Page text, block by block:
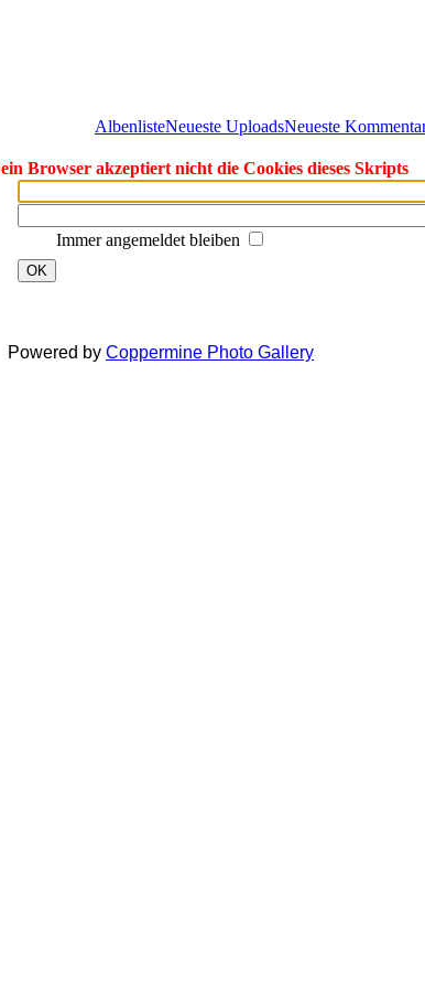
AlbenlisteNeueste UploadsNeueste
Browser akzeptiert nicht die Cookies dieses Skripts
Immer angemeldet bleiben
OK
Powered by Coppermine Photo Gallery